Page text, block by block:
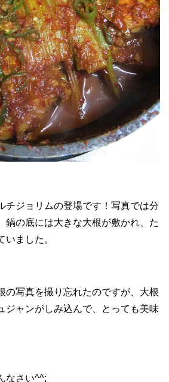
チジョリムの登場です！写真では分
鍋の底には大きな大根が敷かれ、た
いました。
の写真を撮り忘れたのですが、大根
ジャンがしみ込んで、とっても美味
なさい^^;